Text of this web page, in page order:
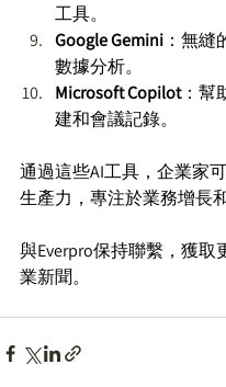
工具。
Google Gemini ：無縫
數據分析。
Microsoft Copilot：幫
建和會議記錄。
通過這些AI工具，企業家
生產力，專注於業務增長
與Everpro保持聯繫，獲取
業新聞。